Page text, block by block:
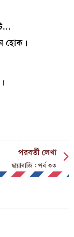
হোক।
পরবর্তী লেখা
ছায়াবাজি : পর্ব ৩৩